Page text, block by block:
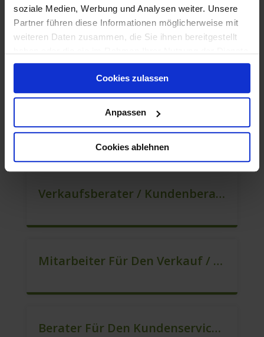
soziale Medien, Werbung und Analysen weiter. Unsere
Partner führen diese Informationen möglicherweise mit
weiteren Daten zusammen, die Sie ihnen bereitgestellt
gesammelt haben.
Cookies zulassen
Anpassen
Cookies ablehnen
Quereinsteiger / Berater Im Vertrieb / Außendienst (m/w/d)
Lokaler Kundenberater In VZ/TZ (m/w/d)
Verkaufsberater / Kundenberater (B2C) (m/w/d)
Mitarbeiter Für Den Verkauf / Vertrieb (m/w/d)
Berater Für Den Kundenservice (m/w/d)